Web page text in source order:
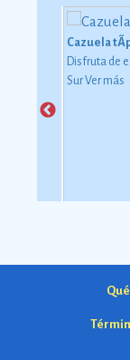
Cazuela
Disfruta de
SurVer más